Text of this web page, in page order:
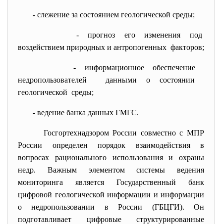
- слежение за состоянием геологической среды;
- прогноз его изменения под
воздействием природных и антропогенных факторов;
- информационное обеспечение
недропользователей данными о состоянии
геологической среды;
- ведение банка данных ГМГС.
Госгортехнадзором России совместно с МПР
России определен порядок взаимодействия в
вопросах рационального использования и охраны
недр. Важным элементом системы ведения
мониторинга является Государственный банк
цифровой геологической информации и информации
о недропользовании в России (ГБЦГИ). Он
подготавливает цифровые структурированные